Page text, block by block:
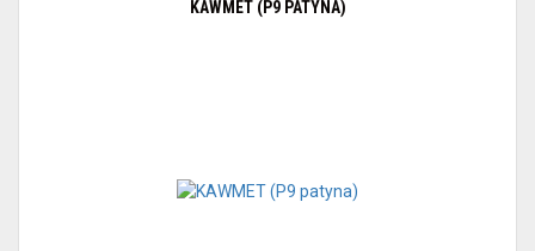
KAWMET (P9 PATYNA)